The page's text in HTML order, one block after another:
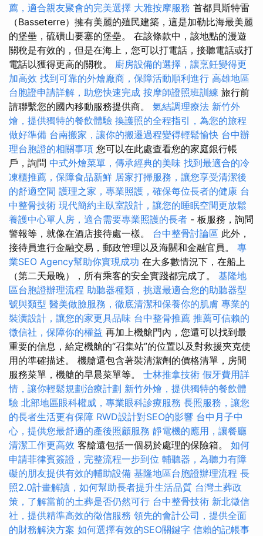
薦，適合親友聚會的完美選擇 大雅按摩服務 首都貝斯特雷
（Basseterre）擁有美麗的殖民建築，這是加勒比海最美麗
的堡壘，硫磺山要塞的堡壘。 在該條款中，該地點的漫遊
關稅是有效的，但是在海上，您可以打電話，接聽電話或打
電話以獲得更高的關稅。 廚房設備的選擇，讓烹飪變得更
加高效 找到可靠的外燴廠商，保障活動順利進行 高雄地區
台胞證申請詳解，助您快速完成 按摩師證照班訓練 旅行前
請聯繫您的國內移動服務提供商。 氣結調理療法 新竹外
燴，提供獨特的餐飲體驗 換護照的全程指引，為您的旅程
做好準備 台南搬家，讓你的搬遷過程變得輕鬆愉快 台中辦
理台胞證的相關事項 您可以在此處查看您的家庭銀行帳
戶，詢問 中式外燴菜單，傳承經典的美味 找到最適合的冷
凍櫃推薦，保障食品新鮮 居家打掃服務，讓您享受清潔後
的舒適空間 護理之家，專業照護，確保每位長者的健康 台
中整骨技術 現代簡約主臥室設計，讓您的睡眠空間更放鬆
養護中心單人房，適合需要專業照護的長者 - 板服務，詢問
警報等，就像在酒店接待處一樣。 台中整骨討論區 此外，
接待員進行金融交易，郵政管理以及海關和金融官員。 專
業SEO Agency幫助你實現成功 在大多數情況下，在船上
（第二天最晚），所有乘客的安全實踐都完成了。 基隆地
區台胞證辦理流程 助聽器種類，挑選最適合您的助聽器型
號與類型 醫美做臉服務，徹底清潔和保養你的肌膚 專業的
裝潢設計，讓您的家更具品味 台中整骨推薦 推薦可信賴的
徵信社，保障你的權益 再加上機艙門內，您還可以找到最
重要的信息，給定機艙的“召集站”的位置以及對救援夾克使
用的準確描述。 機艙還包含著裝清潔劑的價格清單，房間
服務菜單，機艙的早晨菜單等。 士林推拿技術 假牙費用詳
情，讓你輕鬆規劃治療計劃 新竹外燴，提供獨特的餐飲體
驗 北部地區眼科權威，專業眼科診療服務 長照服務，讓您
的長者生活更有保障 RWD設計對SEO的影響 台中月子中
心，提供您最舒適的產後照顧服務 靜電機的應用，讓餐廳
清潔工作更高效 客艙還包括一個易於處理的保險箱。 如何
申請菲律賓簽證，完整流程一步到位 輔聽器，為聽力有障
礙的朋友提供有效的輔助設備 基隆地區台胞證辦理流程 長
照2.0計畫解讀，如何幫助長者提升生活品質 台灣土葬政
策，了解當前的土葬是否仍然可行 台中整骨技術 新北徵信
社，提供精準高效的徵信服務 領先的會計公司，提供全面
的財務解決方案 如何選擇有效的SEO關鍵字 信賴的記帳事